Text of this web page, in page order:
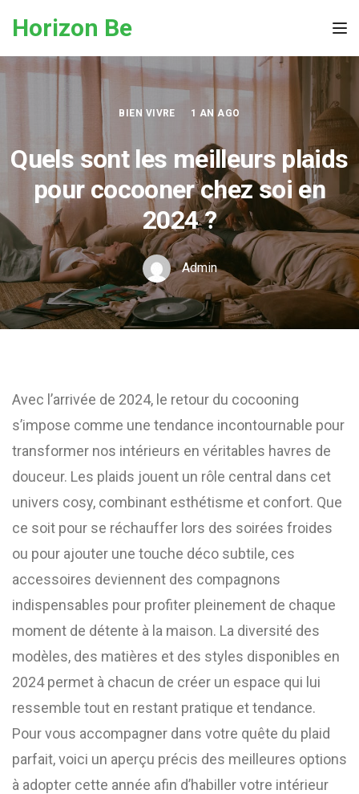
Horizon Be
BIEN VIVRE 1 AN AGO
Quels sont les meilleurs plaids
pour cocooner chez soi en
2024 ?
Admin
Avec l’arrivée de 2024, le retour du cocooning
s’impose comme une tendance incontournable pour
transformer nos intérieurs en véritables havres de
douceur. Les plaids jouent un rôle central dans cet
univers cosy, combinant esthétisme et confort. Que
ce soit pour se réchauffer lors des soirées froides
ou pour ajouter une touche déco subtile, ces
accessoires deviennent des compagnons
indispensables pour profiter pleinement de chaque
moment de détente à la maison. La diversité des
modèles, des matières et des styles disponibles en
2024 permet à chacun de créer un espace qui lui
ressemble tout en restant pratique et tendance.
Pour vous accompagner dans votre quête du plaid
parfait, voici un aperçu précis des meilleures options
à adopter cette année afin d’habiller votre intérieur